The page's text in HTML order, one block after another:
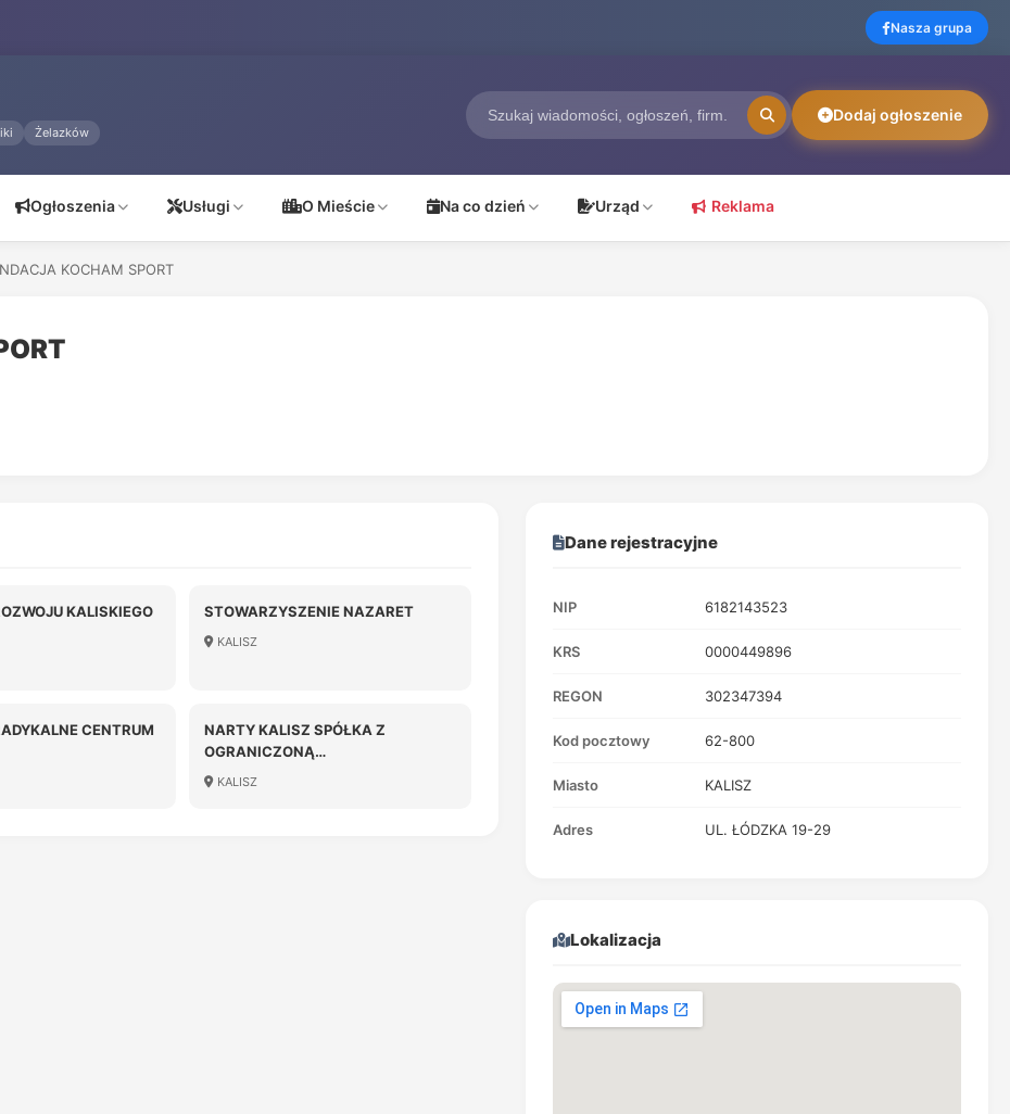
Nasza grupa
Żelazków
Dodaj ogłoszenie
Ogłoszenia Usługi O Mieście Na co dzień Urząd Reklama
KOCHAM SPORT
KALISKIEGO
STOWARZYSZENIE NAZARET
KALISZ
CENTRUM
NARTY KALISZ SPÓŁKA Z
OGRANICZONĄ
ODPOWIEDZIALNOŚCIĄ
KALISZ
Dane rejestracyjne
NIP 6182143523
KRS 0000449896
REGON 302347394
Kod pocztowy 62-800
Miasto KALISZ
Adres UL. ŁÓDZKA 19-29
Lokalizacja